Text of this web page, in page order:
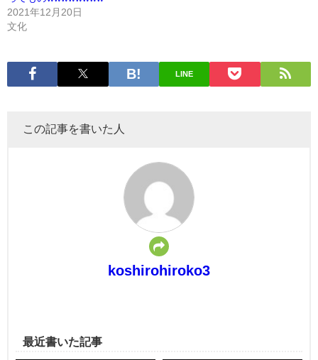
2021年12月20日
文化
LINE
この記事を書いた人
koshirohiroko3
最近書いた記事